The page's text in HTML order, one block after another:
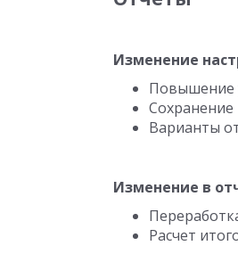
Изменение
Повышение
Сохранение
Варианты
Изменение в
Расчет